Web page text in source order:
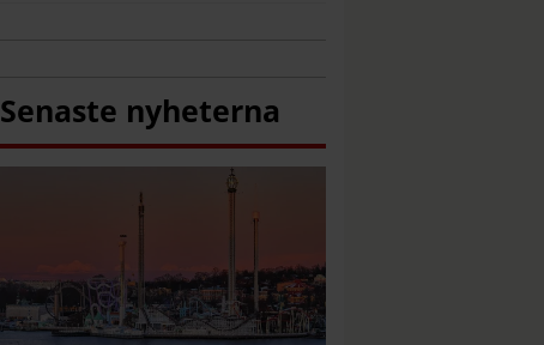
Senaste nyheterna